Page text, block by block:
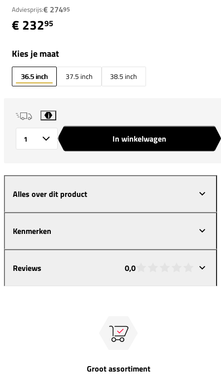
Adviesprijs:€ 27495
€ 23295
Kies je maat
36.5 inch 37.5 inch 38.5 inch
i
In winkelwagen
Alles over dit product
Kenmerken
Reviews 0,0
Groot assortiment